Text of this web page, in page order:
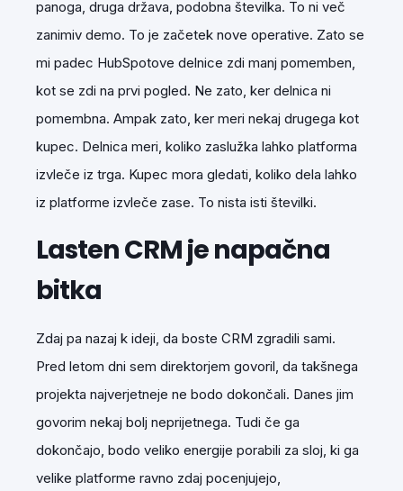
panoga, druga država, podobna številka. To ni več
zanimiv demo. To je začetek nove operative. Zato se
mi padec HubSpotove delnice zdi manj pomemben,
kot se zdi na prvi pogled. Ne zato, ker delnica ni
pomembna. Ampak zato, ker meri nekaj drugega kot
kupec. Delnica meri, koliko zaslužka lahko platforma
izvleče iz trga. Kupec mora gledati, koliko dela lahko
iz platforme izvleče zase. To nista isti številki.
Lasten CRM je napačna
bitka
Zdaj pa nazaj k ideji, da boste CRM zgradili sami.
Pred letom dni sem direktorjem govoril, da takšnega
projekta najverjetneje ne bodo dokončali. Danes jim
govorim nekaj bolj neprijetnega. Tudi če ga
dokončajo, bodo veliko energije porabili za sloj, ki ga
velike platforme ravno zdaj pocenjujejo,